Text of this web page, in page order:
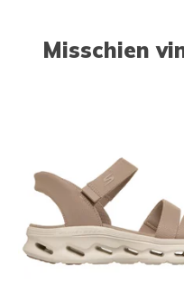
Misschien